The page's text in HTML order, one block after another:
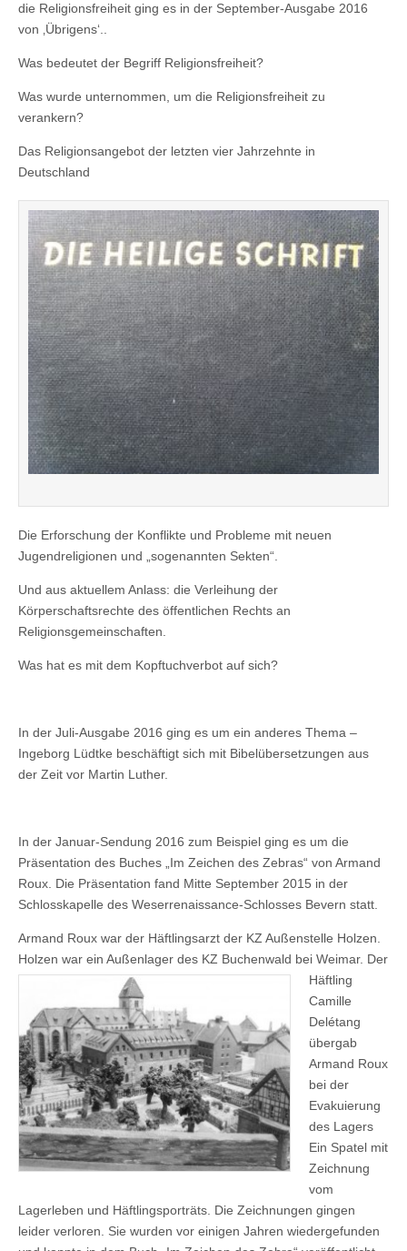
die Religionsfreiheit ging es in der September-Ausgabe 2016
von ‚Übrigens‘..
Was bedeutet der Begriff Religionsfreiheit?
Was wurde unternommen, um die Religionsfreiheit zu
verankern?
Das Religionsangebot der letzten vier Jahrzehnte in
Deutschland
Die Erforschung der Konflikte und Probleme mit neuen
Jugendreligionen und „sogenannten Sekten“.
Und aus aktuellem Anlass: die Verleihung der
Körperschaftsrechte des öffentlichen Rechts an
Religionsgemeinschaften.
Was hat es mit dem Kopftuchverbot auf sich?
In der Juli-Ausgabe 2016 ging es um ein anderes Thema –
Ingeborg Lüdtke beschäftigt sich mit Bibelübersetzungen aus
der Zeit vor Martin Luther.
In der Januar-Sendung 2016 zum Beispiel ging es um die
Präsentation des Buches „Im Zeichen des Zebras“ von Armand
Roux. Die Präsentation fand Mitte September 2015 in der
Schlosskapelle des Weserrenaissance-Schlosses Bevern statt.
Armand Roux war der Häftlingsarzt der KZ Außenstelle Holzen.
Holzen war ein Außenlager des KZ Buchenwald bei Weimar. Der
Häftling
Camille
Delétang
übergab
Armand Roux
bei der
Evakuierung
des Lagers
Ein Spatel mit
Zeichnung
vom
Lagerleben und Häftlingsporträts. Die Zeichnungen gingen
leider verloren. Sie wurden vor einigen Jahren wiedergefunden